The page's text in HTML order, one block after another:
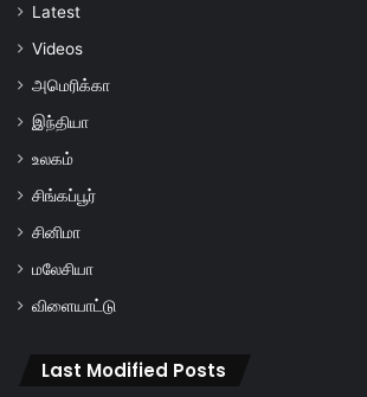
Latest
Videos
அமெரிக்கா
இந்தியா
உலகம்
சிங்கப்பூர்
சினிமா
மலேசியா
விளையாட்டு
Last Modified Posts